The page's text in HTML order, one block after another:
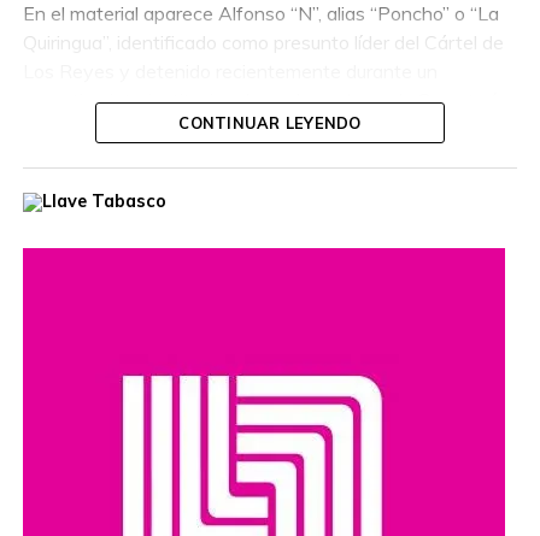
En el material aparece Alfonso “N”, alias “Poncho” o “La
Quiringua”, identificado como presunto líder del Cártel de
operativo interinstitucional encabezado por la Secretaría
de la Defensa Nacional.
Unidos, que habían ofrecido una recompensa de hasta
CONTINUAR LEYENDO